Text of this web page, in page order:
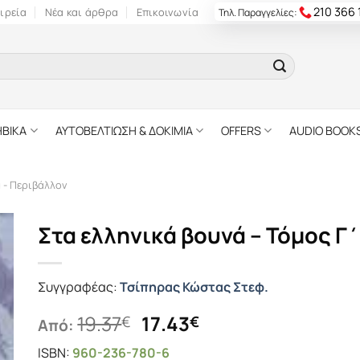
Νέα και άρθρα Επικοινωνία Τηλ. Παραγγελίες: 210 366
ΑΥΤΟΒΕΛΤΙΩΣΗ & ΔΟΚΙΜΙΑ OFFERS AUDIO
- Περιβάλλον
Στα ελληνικά βουνά – Τόμος Γ΄
Συγγραφέας:Τσίπηρας Κώστας Στεφ.
Από:19.37€ Original
price
17.43€Η
ISBN: 960-236-780-6